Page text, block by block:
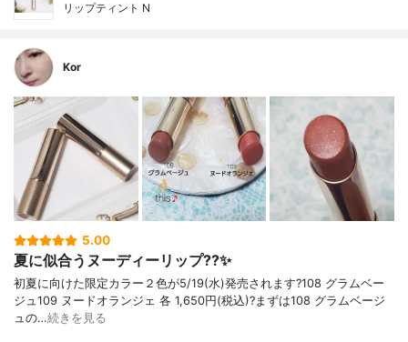
リップティント N
Kor
5.00
夏に似合うヌーディーリップ??✨
初夏に向けた限定カラー２色が5/19(水)発売されます?108 グラムベー
ジュ109 ヌードオランジェ 各 1,650円(税込)?まずは108 グラムベージ
ュの…続きを見る